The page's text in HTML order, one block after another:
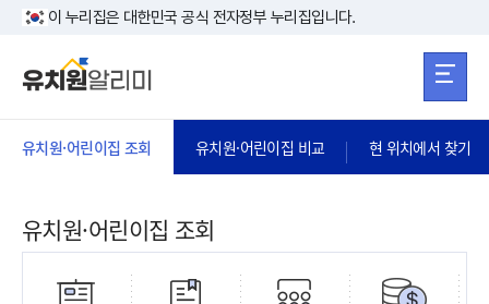
본문 바로가기
이 누리집은 대한민국 공식 전자정부 누리집입니다.
유치원·어린이집 조회 유치원·어린이집 비교 현 위치에서 찾기
유치원·어린이집 조회